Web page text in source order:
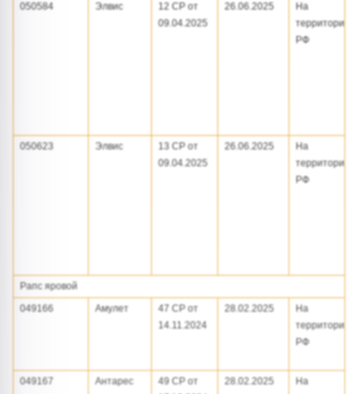
050584 Элвис
12 СР от
09.04.2025
26.06.2025
На
территории
РФ
050623 Элвис
13 СР от
09.04.2025
26.06.2025
На
территории
РФ
Рапс яровой
049166
Амулет
47 СР от
14.11.2024
28.02.2025
На
территории
РФ
049167 Антарес
49 СР от
28.02.2025
На